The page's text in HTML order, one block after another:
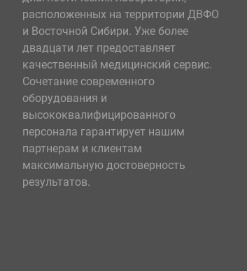
расположенных на территории ДВФО
и Восточной Сибири. Уже более
двадцати лет предоставляет
качественный медицинский сервис.
Сочетание современного
оборудования и
высококвалифицированного
персонала гарантирует нашим
партнерам и клиентам
максимальную достоверность
результатов.